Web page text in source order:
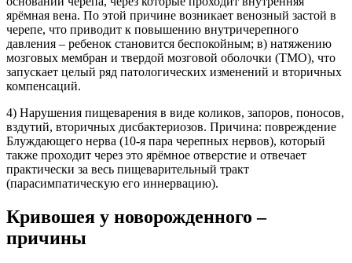
ярёмная вена. По этой причине возникает венозный застой в
черепе, что приводит к повышению внутричерепного
давления – ребенок становится беспокойным; в) натяжению
мозговых мембран и твердой мозговой оболочки (ТМО), что
запускает целый ряд патологических изменений и вторичных
компенсаций.
4) Нарушения пищеварения в виде коликов, запоров, поносов,
вздутий, вторичных дисбактериозов. Причина: повреждение
Блуждающего нерва (10-я пара черепных нервов), который
также проходит через это ярёмное отверстие и отвечает
практически за весь пищеварительный тракт
(парасимпатическую его иннервацию).
Кривошея у новорожденного –
причины